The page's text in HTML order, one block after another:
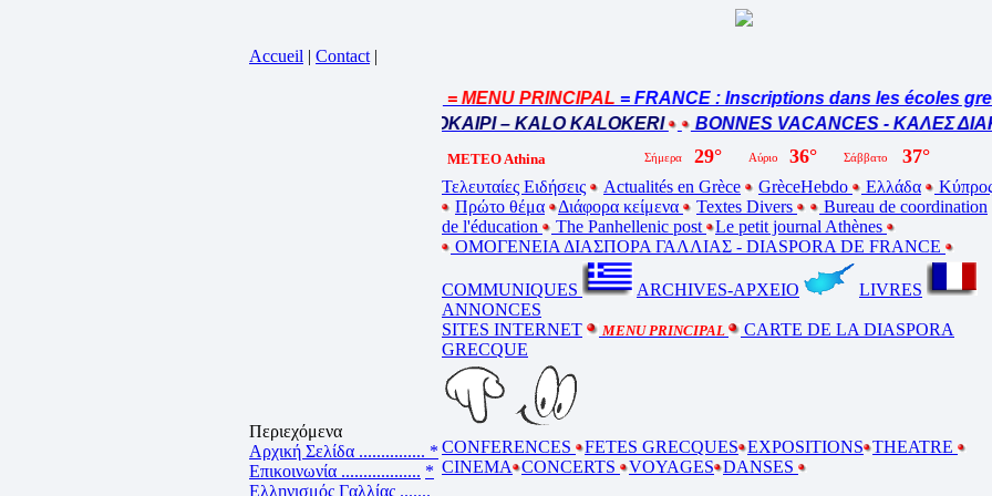
Accueil | Contact |
Περιεχόμενα
Αρχική Σελίδα ............... *
Επικοινωνία .................. *
Ελληνισμός Γαλλίας .......
= MENU PRINCIPAL= FRANCE : Inscriptions dans les écoles
BEL ETE – ΚΑΛΟ ΚΑΛΟΚΑΙΡΙ – KALO KALOKERI
BONNES VACANCES - ΚΑΛΕΣ
METEO Athina
Τελευταίες Ειδήσεις Actualités en Grèce GrèceHebdo Ελλάδα
Πρώτο θέμα
Διάφορα κείμενα Textes Divers
Bureau de coordination
de l'éducation
The Panhellenic post
Le petit journal Athènes
ΟΜΟΓΕΝΕΙΑ ΔΙΑΣΠΟΡΑ ΓΑΛΛΙΑΣ - DIASPORA DE FRANCE
COMMUNIQUES ARCHIVES-ΑΡΧΕΙΟ
LIVRES
ANNONCES
SITES INTERNET
MENU PRINCIPAL
CARTE DE LA DIASPORA
GRECQUE
CONFERENCES FETES GRECQUES EXPOSITIONS THEATRE
CINEMA CONCERTS VOYAGES DANSES